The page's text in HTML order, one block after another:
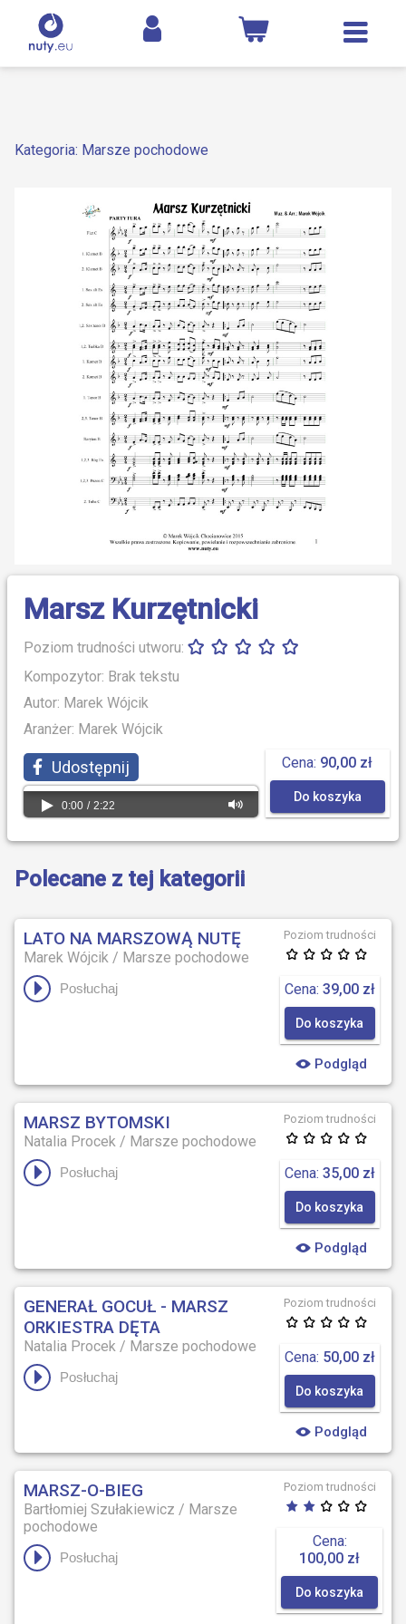
Kategoria: Marsze pochodowe
Marsz Kurzętnicki
Poziom trudności utworu:
Kompozytor: Brak tekstu
Autor: Marek Wójcik
Aranżer: Marek Wójcik
Udostępnij
0:00 / 2:22
Cena: 90,00 zł
Do koszyka
Polecane z tej kategorii
LATO NA MARSZOWĄ NUTĘ
Marek Wójcik / Marsze pochodowe
Posłuchaj
Poziom trudności
Cena: 39,00 zł
Do koszyka
Podgląd
MARSZ BYTOMSKI
Natalia Procek / Marsze pochodowe
Posłuchaj
Poziom trudności
Cena: 35,00 zł
Do koszyka
Podgląd
GENERAŁ GOCUŁ - MARSZ
ORKIESTRA DĘTA
Natalia Procek / Marsze pochodowe
Posłuchaj
Poziom trudności
Cena: 50,00 zł
Do koszyka
Podgląd
MARSZ-O-BIEG
Bartłomiej Szułakiewicz / Marsze
pochodowe
Posłuchaj
Poziom trudności
Cena:
100,00 zł
Do koszyka